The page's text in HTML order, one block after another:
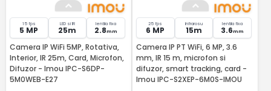
15 fps
5 MP
LED si IR
25m
lentila fixa
2.8mm
Camera IP WiFi 5MP, Rotativa,
Interior, IR 25m, Card, Microfon,
Difuzor - Imou IPC-S6DP-
5M0WEB-E27
25 fps
6 MP
Infrarosu
15m
lentila fixa
3.6mm
Camera IP PT WiFi, 6 MP, 3.6
mm, IR 15 m, microfon si
difuzor, smart tracking, card -
Imou IPC-S2XEP-6M0S-IMOU